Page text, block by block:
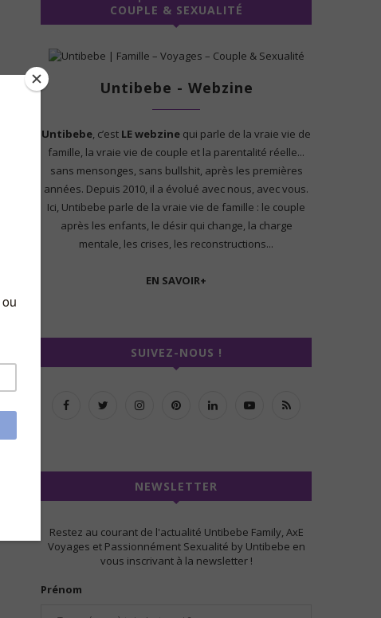
COUPLE & SEXUALITÉ
Untibebe - Webzine
Untibebe, c’est LE webzine qui parle de la vraie vie de
famille, la vraie vie de couple et la parentalité réelle...
sans mensonges, sans bullshit, après les premières
années. Depuis 2010, il a évolué avec nous, avec vous.
Ici, Untibebe parle de la vraie vie de famille : le couple
après les enfants, le désir qui change, la charge
mentale, les crises, les reconstructions...
EN SAVOIR+
SUIVEZ-NOUS !
NEWSLETTER
Restez au courant de l'actualité Untibebe Family, AxE
Voyages et Passionnément Sexualité by Untibebe en
vous inscrivant à la newsletter !
Prénom